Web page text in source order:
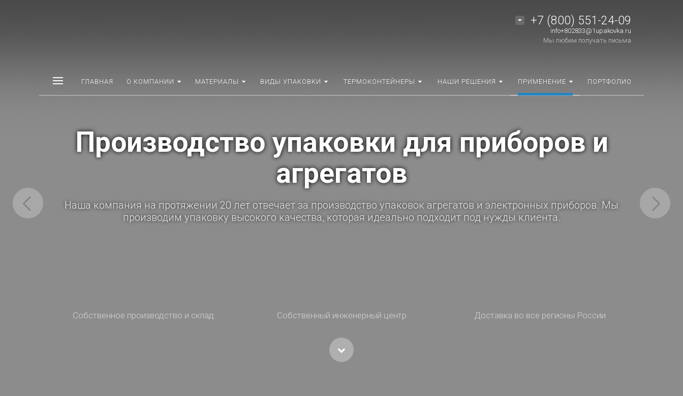
+7 (800) 551-24-09
info+802833@1upakovka.ru
Мы любим получать письма
ГЛАВНАЯ О КОМПАНИИ МАТЕРИАЛЫ ВИДЫ УПАКОВКИ ТЕРМОКОНТЕЙНЕРЫ НАШИ РЕШЕНИЯ ПРИМЕНЕНИЕ ПОРТФОЛИО
Разработка упаковки для агрегатов и
устройств
Первостепенная задача нашей компании – грамотно выполнить заказ и осуществить доставку в назначенное время.
Упаковка должна иметь респектабельный вид, быть выполнена в соответствии с требованиями заказчика и